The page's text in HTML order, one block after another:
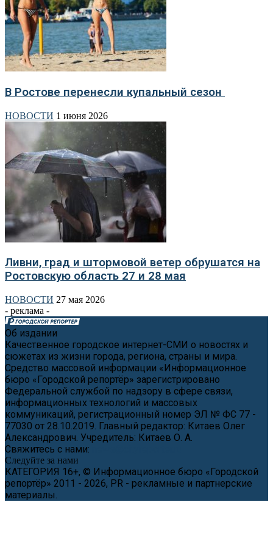
В Ростове перенесли купальный сезон
НОВОСТИ 1 июня 2026
Ливни, град и штормовой ветер обрушатся на
Ростовскую область 27 и 28 мая
НОВОСТИ 27 мая 2026
- реклама -
Об издании
Качественное городское интернет-СМИ о новостях и
сюжетах из жизни города, региона, страны и мира.
Средство массовой информации «Информационное
бюро «Городской репортёр» зарегистрировано
Федеральной службой по надзору в сфере связи,
информационных технологий и массовых
коммуникаций, регистрационный номер ЭЛ № ФС 77 -
77030 от 28.10.2019. Главный редактор: Китаев Олег
Александрович. Учредитель: Китаев О. А.
Свяжитесь с нами:
Следуйте за нами
КАТЕГОРИЯ 16+, © Информационное бюро «Городской
репортёр» 2011 - 2026, PR - рекламные и партнерские
материалы.